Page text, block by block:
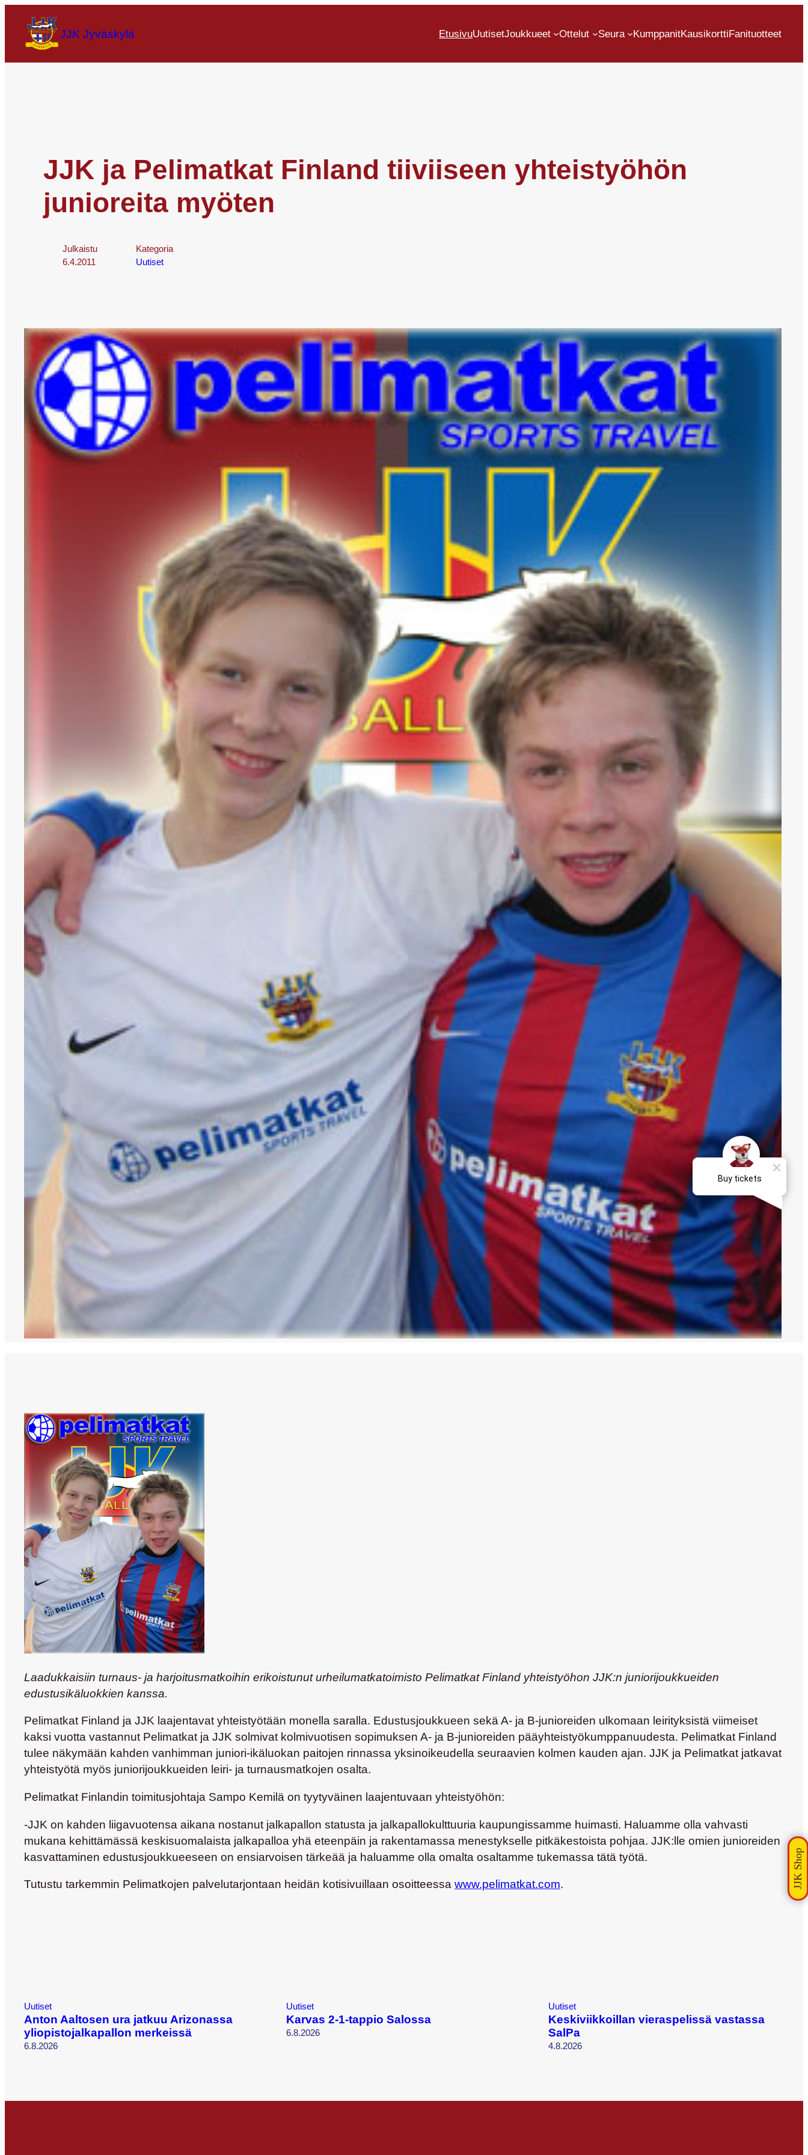
JJK Jyväskylä EtusivuUutisetJoukkueet Ottelut Seura KumppanitKausikorttiFanituotteet
JJK ja Pelimatkat Finland tiiviiseen yhteistyöhön
junioreita myöten
Julkaistu
6.4.2011
Kategoria
Uutiset
Laadukkaisiin turnaus- ja harjoitusmatkoihin erikoistunut urheilumatkatoimisto Pelimatkat Finland yhteistyöhon JJK:n juniorijoukkueiden
edustusikäluokkien kanssa.
Pelimatkat Finland ja JJK laajentavat yhteistyötään monella saralla. Edustusjoukkueen sekä A- ja B-junioreiden ulkomaan leirityksistä viimeiset
kaksi vuotta vastannut Pelimatkat ja JJK solmivat kolmivuotisen sopimuksen A- ja B-junioreiden pääyhteistyökumppanuudesta. Pelimatkat Finland
tulee näkymään kahden vanhimman juniori-ikäluokan paitojen rinnassa yksinoikeudella seuraavien kolmen kauden ajan. JJK ja Pelimatkat jatkavat
yhteistyötä myös juniorijoukkueiden leiri- ja turnausmatkojen osalta.
Pelimatkat Finlandin toimitusjohtaja Sampo Kemilä on tyytyväinen laajentuvaan yhteistyöhön:
-JJK on kahden liigavuotensa aikana nostanut jalkapallon statusta ja jalkapallokulttuuria kaupungissamme huimasti. Haluamme olla vahvasti
mukana kehittämässä keskisuomalaista jalkapalloa yhä eteenpäin ja rakentamassa menestykselle pitkäkestoista pohjaa. JJK:lle omien junioreiden
kasvattaminen edustusjoukkueeseen on ensiarvoisen tärkeää ja haluamme olla omalta osaltamme tukemassa tätä työtä.
Tutustu tarkemmin Pelimatkojen palvelutarjontaan heidän kotisivuillaan osoitteessa www.pelimatkat.com.
Uutiset
Anton Aaltosen ura jatkuu Arizonassa
yliopistojalkapallon merkeissä
6.8.2026
Uutiset
Karvas 2-1-tappio Salossa
6.8.2026
Uutiset
Keskiviikkoillan vieraspelissä vastassa
SalPa
4.8.2026